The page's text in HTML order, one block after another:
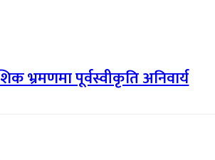
भ्रमणमा पूर्वस्वीकृति अनिवार्य